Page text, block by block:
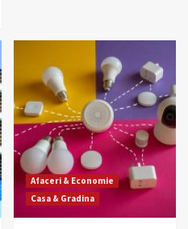
Afaceri & Economie
Casa & Gradina